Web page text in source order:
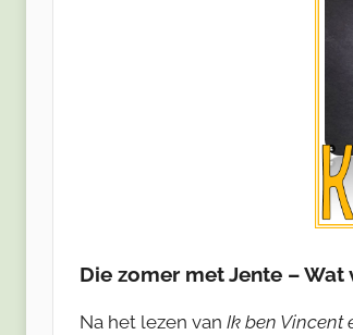
Die zomer met Jente –
Na het lezen van Ik ben Vincent